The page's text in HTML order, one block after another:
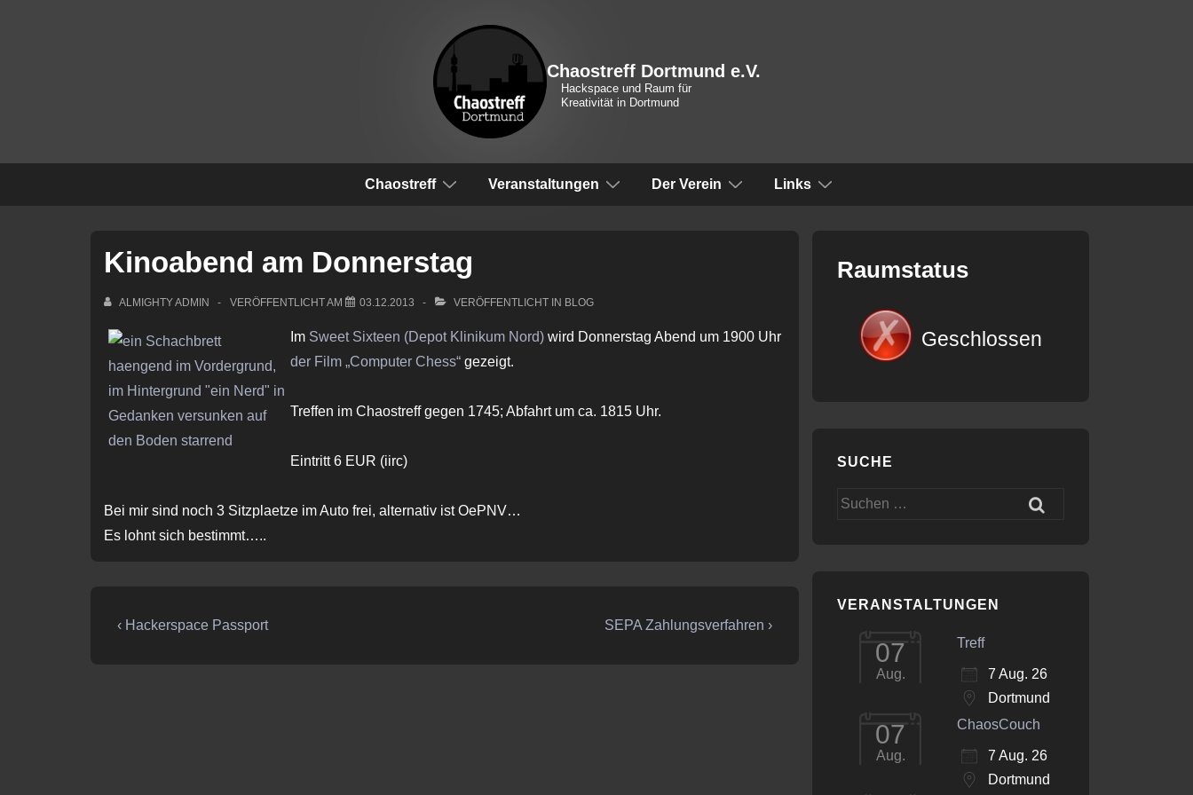
Chaostreff Dortmund e.V.
Hackspace und Raum für
Kreativität in Dortmund
Hauptnavigation
Chaostreff Veranstaltungen Der Verein Links
Kinoabend am Donnerstag
ALMIGHTY ADMIN VERÖFFENTLICHT AM 03.12.2013 VERÖFFENTLICHT IN BLOG
Im Sweet Sixteen (Depot Klinikum Nord) wird Donnerstag Abend um 1900 Uhr
der Film „Computer Chess“ gezeigt.
Treffen im Chaostreff gegen 1745; Abfahrt um ca. 1815 Uhr.
Eintritt 6 EUR (iirc)
Bei mir sind noch 3 Sitzplaetze im Auto frei, alternativ ist OePNV…
Es lohnt sich bestimmt…..
Beitragsnavigation
Vorheriger
‹ Hackerspace Passport
Nächster
SEPA Zahlungsverfahren ›
Raumstatus
Geschlossen
SUCHE
Suchen
VERANSTALTUNGEN
07
Aug.
Treff
7 Aug. 26
Dortmund
07
Aug.
ChaosCouch
7 Aug. 26
Dortmund